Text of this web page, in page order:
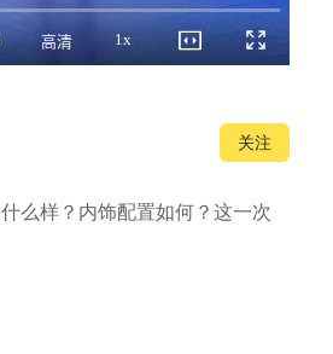
画
质
高清 1x
播
放
全
屏
关注
么样？内饰配置如何？这一次